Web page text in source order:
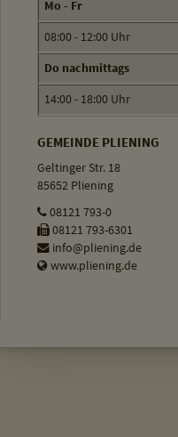
Mo - Fr
08:00 - 12:00 Uhr
Do nachmittags
14:00 - 18:00 Uhr
GEMEINDE PLIENING
Geltinger Str. 18
85652 Pliening
08121 793-0
08121 793-6301
info@pliening.de
www.pliening.de